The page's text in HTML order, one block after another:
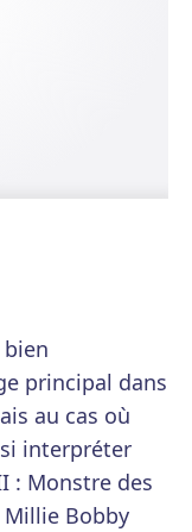
principal dans
au cas où
interpréter
: Monstre des
Bobby